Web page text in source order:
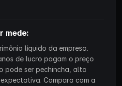
mede:
líquido da empresa.
de lucro pagam o preço
pode ser pechincha, alto
Compara com a